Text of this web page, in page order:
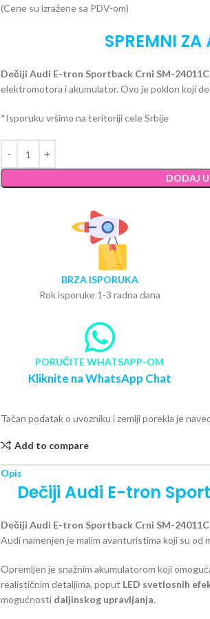
(Cene su izražene sa PDV-om)
SPREMNI
Dečiji Audi E-tron Sportback Crni SM-24011C
elektromotora i akumulator. Ovo je poklon koji
*Isporuku vršimo na teritoriji cele Srbije
DODAJ
BRZA ISPORUKA
Rok isporuke 1-3 radna dana
PORUČITE WHATSAPP-OM
Kliknite na WhatsApp Chat
Tačan podatak o uvozniku i zemlji porekla je
Add to compare
Opis
Dečiji Audi E-tron
Dečiji Audi E-tron Sportback Crni SM-
Audi namenjen je malim avanturistima koji su od
Opremljen je snažnim akumulatorom koji
realističnim detaljima, poput LED svetlosnih
mogućnosti daljinskog upravljanja.